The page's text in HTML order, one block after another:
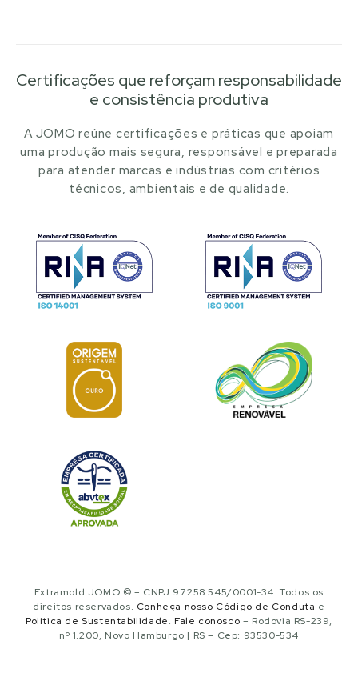
Certificações que reforçam responsabilidade
e consistência produtiva
A JOMO reúne certificações e práticas que apoiam
uma produção mais segura, responsável e preparada
para atender marcas e indústrias com critérios
técnicos, ambientais e de qualidade.
Extramold JOMO © – CNPJ 97.258.545/0001-34. Todos os
direitos reservados. Conheça nosso Código de Conduta e
Política de Sustentabilidade. Fale conosco – Rodovia RS-239,
nº 1.200, Novo Hamburgo | RS – Cep: 93530-534